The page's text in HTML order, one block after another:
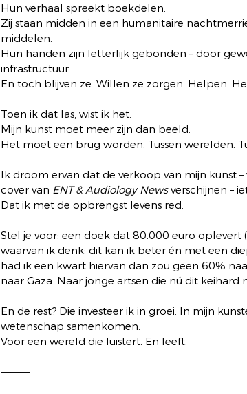
Hun verhaal spreekt boekdelen.
Zij staan midden in een humanitaire
middelen.
Hun handen zijn letterlijk gebonden – door
infrastructuur.
En toch blijven ze. Willen ze zorgen. Helpen.
Toen ik dat las, wist ik het.
Mijn kunst moet meer zijn dan beeld.
Het moet een brug worden. Tussen werelden.
Ik droom ervan dat de verkoop van mijn kunst
cover van ENT & Audiology News verschijnen –
Dat ik met de opbrengst levens red.
Stel je voor: een doek dat 80.000 euro oplevert
waarvan ik denk: dit kan ik beter én met een
had ik een kwart hiervan dan zou geen 60%
naar Gaza. Naar jonge artsen die nú dit keihard
En de rest? Die investeer ik in groei. In mijn
wetenschap samenkomen.
Voor een wereld die luistert. En leeft.
⸻